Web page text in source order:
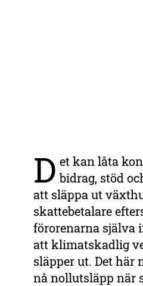
D et kan låta
bidrag, stöd
att släppa ut
skattebetalare
förorenarna själva
att klimatskadlig
släpper ut. Det
nå nollutsläpp när